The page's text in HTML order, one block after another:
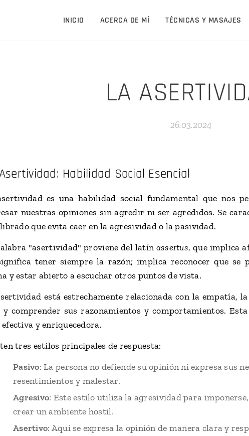
INICIO ACERCA DE MÍ TÉCNICAS Y MASAJES
LA
26.03.2024
Habilidad Social Esencial
es una habilidad social fundamental que nos
nuestras opiniones sin agredir ni ser agredidos. Se
que evita caer en la agresividad o la pasividad.
"asertividad" proviene del latínassertus, que implica
tener siempre la razón; implica reconocer que se
y estar abierto a escuchar otros puntos de vista.
está estrechamente relacionada con la empatía,
comprender sus razonamientos y comportamientos.
y enriquecedora.
tres estilos principales de respuesta:
Pasivo: La persona no defiende su opinión ni expresa sus
resentimientos y malestar.
Agresivo: Este estilo utiliza la agresividad para
crear un ambiente hostil.
Asertivo: Aquí se expresa la opinión de manera clara y